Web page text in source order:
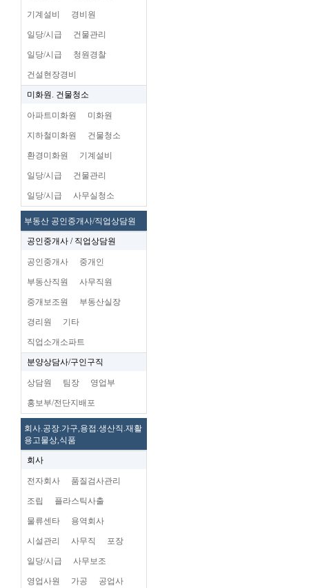
기계설비 경비원
일당/시급 건물관리
일당/시급 청원경찰
건설현장경비
미화원. 건물청소
아파트미화원 미화원
지하철미화원 건물청소
환경미화원 기계설비
일당/시급 건물관리
일당/시급 사무실청소
부동산 공인중개사/직업상담원
공인중개사 / 직업상담원
공인중개사 중개인
부동산직원 사무직원
중개보조원 부동산실장
경리원 기타
직업소개소파트
분양상담사/구인구직
상담원 팀장 영업부
홍보부/전단지배포
회사.공장.가구,용접.생산직.재활
용고물상,식품
회사
전자회사 품질검사관리
조립 플라스틱사출
물류센타 용역회사
시설관리 사무직 포장
일당/시급 사무보조
영업사원 가공 공업사